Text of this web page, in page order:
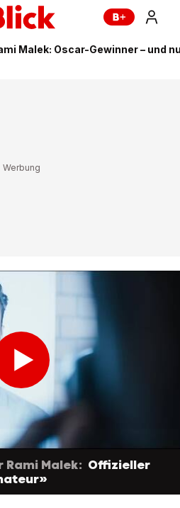
Malek: Oscar-Gewinner – und
Malek: Offizieller